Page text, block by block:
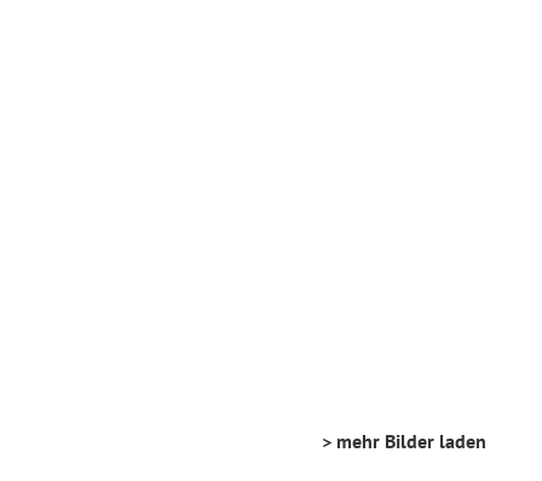
> mehr Bilder laden